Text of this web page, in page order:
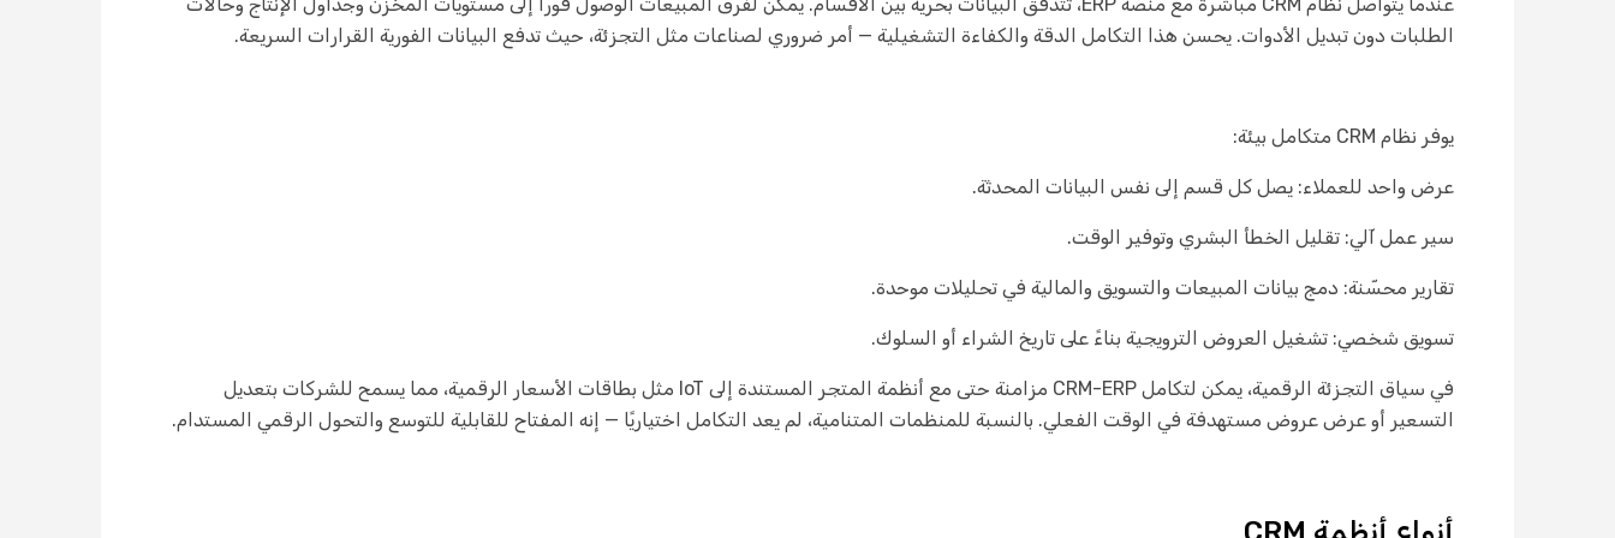
الطلبات دون تبديل الأدوات. يحسن هذا التكامل الدقة والكفاءة التشغيلية — أمر ضروري لصناعات مثل التجزئة، حيث تدفع البيانات الفورية القرارات السريعة.
يوفر نظام CRM متكامل بيئة:
عرض واحد للعملاء: يصل كل قسم إلى نفس البيانات المحدثة.
سير عمل آلي: تقليل الخطأ البشري وتوفير الوقت.
تقارير محسّنة: دمج بيانات المبيعات والتسويق والمالية في تحليلات موحدة.
تسويق شخصي: تشغيل العروض الترويجية بناءً على تاريخ الشراء أو السلوك.
في سياق التجزئة الرقمية، يمكن لتكامل CRM-ERP مزامنة حتى مع أنظمة المتجر المستندة إلى IoT مثل بطاقات الأسعار الرقمية، مما يسمح للشركات بتعديل
التسعير أو عرض عروض مستهدفة في الوقت الفعلي. بالنسبة للمنظمات المتنامية، لم يعد التكامل اختياريًا — إنه المفتاح للقابلية للتوسع والتحول الرقمي المستدام.